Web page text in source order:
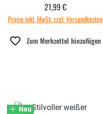
Regulärer Preis:
21,99 €
Preise inkl. MwSt. zzgl. Versandkosten
Zum Merkzettel hinzufügen
Neu